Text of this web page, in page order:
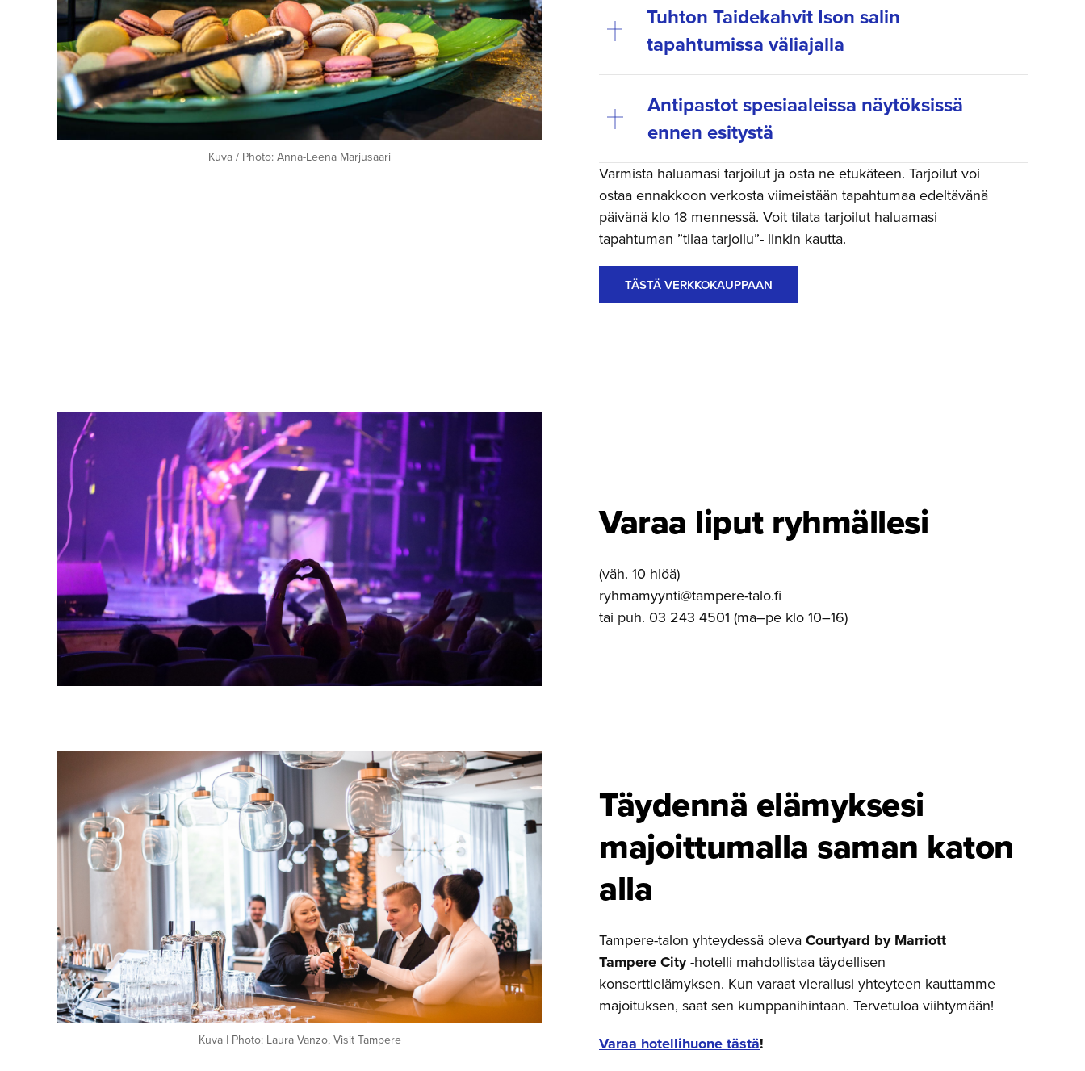
Kuva / Photo: Anna-Leena Marjusaari
Tuhton Taidekahvit Ison salin
tapahtumissa väliajalla
Antipastot spesiaaleissa näytöksissä
ennen esitystä
Varmista haluamasi tarjoilut ja osta ne etukäteen. Tarjoilut voi
ostaa ennakkoon verkosta viimeistään tapahtumaa edeltävänä
päivänä klo 18 mennessä. Voit tilata tarjoilut haluamasi
tapahtuman ”tilaa tarjoilu”- linkin kautta.
TÄSTÄ VERKKOKAUPPAAN
Varaa liput ryhmällesi
(väh. 10 hlöä)
ryhmamyynti@tampere-talo.fi
tai puh. 03 243 4501 (ma–pe klo 10–16)
Kuva | Photo: Laura Vanzo, Visit Tampere
Täydennä elämyksesi
majoittu­malla saman katon
alla
Tampere-talon yhteydessä olevaCourtyard by Marriott
Tampere City-hotelli mahdollistaa täydellisen
konserttielämyksen. Kun varaat vierailusi yhteyteen kauttamme
majoituksen, saat sen kumppanihintaan. Tervetuloa viihtymään!
Varaa hotellihuone tästä!